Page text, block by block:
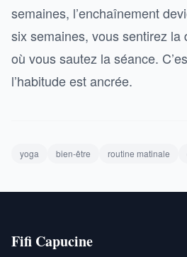
semaines, l’enchaînement
six semaines, vous sentirez la
où vous sautez la séance.
l’habitude est ancrée.
yoga bien-être routine matinale
Fifi Capucine